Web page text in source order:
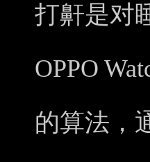
打鼾是对
OPPO
的算法，